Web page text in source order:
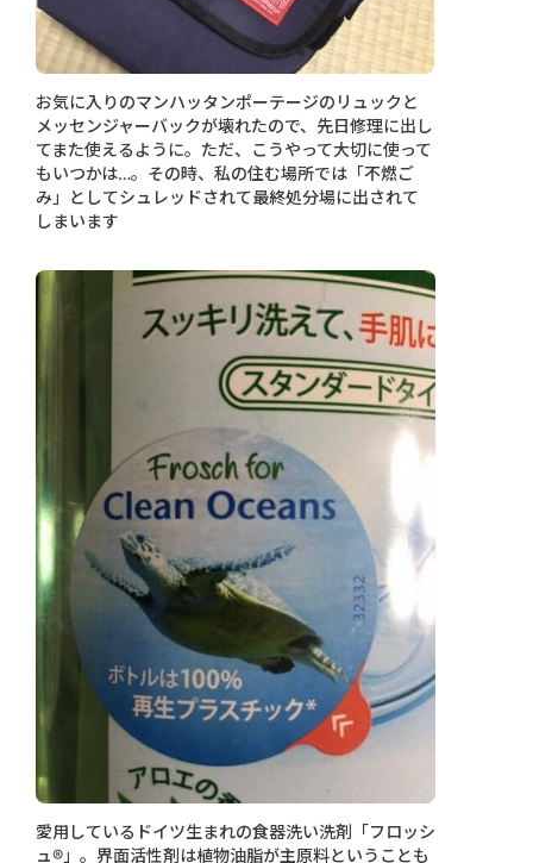
お気に入りのマンハッタンポーテージのリュックと
メッセンジャーバックが壊れたので、先日修理に出し
てまた使えるように。ただ、こうやって大切に使って
もいつかは…。その時、私の住む場所では「不燃ご
み」としてシュレッドされて最終処分場に出されて
しまいます
愛用しているドイツ生まれの食器洗い洗剤「フロッシ
ュ®︎」。界面活性剤は植物油脂が主原料ということも